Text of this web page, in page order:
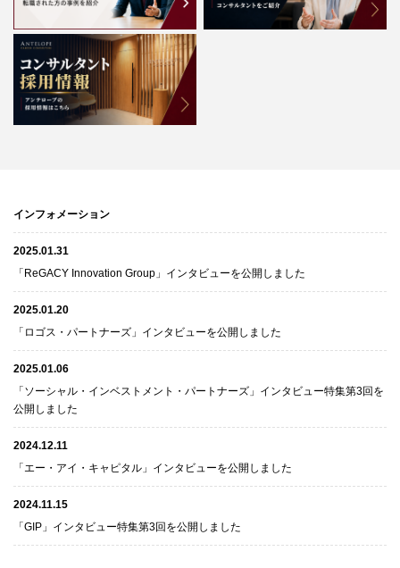
インフォメーション
2025.01.31
「ReGACY Innovation Group」インタビューを公開しました
2025.01.20
「ロゴス・パートナーズ」インタビューを公開しました
2025.01.06
「ソーシャル・インベストメント・パートナーズ」インタビュー特集第3回を
公開しました
2024.12.11
「エー・アイ・キャピタル」インタビューを公開しました
2024.11.15
「GIP」インタビュー特集第3回を公開しました